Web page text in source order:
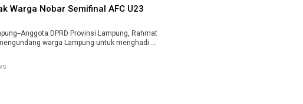
Warga Nobar Semifinal AFC U23
Anggota DPRD Provinsi Lampung, Rahmat
warga Lampung untuk menghadi ...